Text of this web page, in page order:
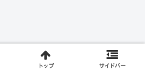
トップ サイドバー